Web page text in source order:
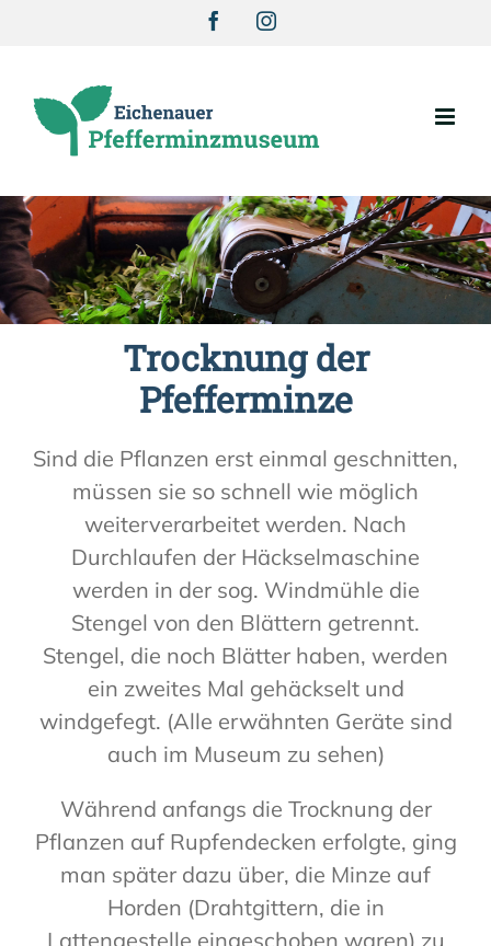
springen
FacebookInstagram
Trocknung der
Pfefferminze
Sind die Pflanzen erst einmal geschnitten,
müssen sie so schnell wie möglich
weiterverarbeitet werden. Nach
Durchlaufen der Häckselmaschine
werden in der sog. Windmühle die
Stengel von den Blättern getrennt.
Stengel, die noch Blätter haben, werden
ein zweites Mal gehäckselt und
windgefegt. (Alle erwähnten Geräte sind
auch im Museum zu sehen)
Während anfangs die Trocknung der
Pflanzen auf Rupfendecken erfolgte, ging
man später dazu über, die Minze auf
Horden (Drahtgittern, die in
Lattengestelle eingeschoben waren) zu